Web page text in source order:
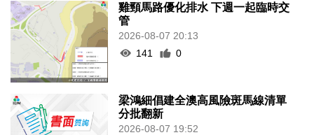
雞頸馬路優化排水 下週一起臨時交
管
2026-08-07 20:13
141
0
梁鴻細倡建全澳高風險斑馬線清單
分批翻新
2026-08-07 19:52